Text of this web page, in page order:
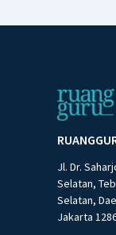
Jl. Dr.
Selatan,
Selatan,
Jakarta